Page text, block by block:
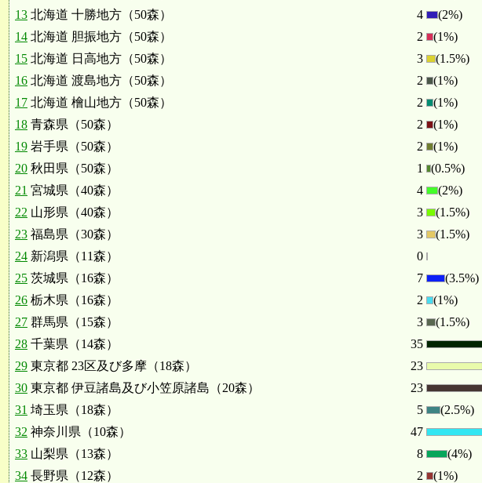
13 北海道 十勝地方（50森） 4
(2%)
14 北海道 胆振地方（50森） 2
(1%)
15 北海道 日高地方（50森） 3
(1.5%)
16 北海道 渡島地方（50森） 2
(1%)
17 北海道 檜山地方（50森） 2
(1%)
18 青森県（50森） 2
(1%)
19 岩手県（50森） 2
(1%)
20 秋田県（50森） 1
(0.5%)
21 宮城県（40森） 4
(2%)
22 山形県（40森） 3
(1.5%)
23 福島県（30森） 3
(1.5%)
24 新潟県（11森）
0
25 茨城県（16森） 7
(3.5%)
26 栃木県（16森） 2
(1%)
27 群馬県（15森） 3
(1.5%)
28 千葉県（14森） 35
29 東京都 23区及び多摩（18森） 23
30 東京都 伊豆諸島及び小笠原諸島（20森） 23
31 埼玉県（18森） 5
(2.5%)
32 神奈川県（10森） 47
33 山梨県（13森） 8
(4%)
34 長野県（12森） 2
(1%)